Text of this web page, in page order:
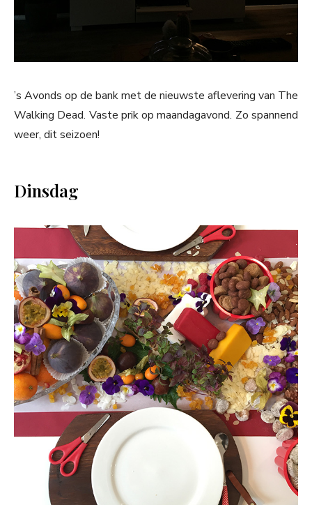
’s Avonds op de bank met de nieuwste aflevering van The
Walking Dead. Vaste prik op maandagavond. Zo spannend
weer, dit seizoen!
Dinsdag